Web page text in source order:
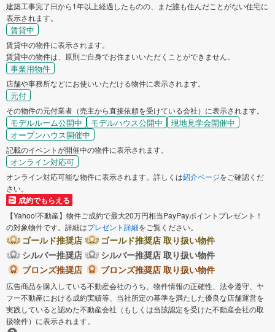
建築工事完了日から1年以上経過したものの、まだ誰も住んだことがない住宅に
表示されます。
賃貸中
賃貸中の物件に表示されます。
賃貸中の物件は、原則ご自身でお住まいいただくことができません。
事業用物件
店舗や事務所などにお使いいただける物件に表示されます。
元付
その物件の元付業者（売主から直接依頼を受けている会社）に表示されます。
モデルルーム公開中 モデルハウス公開中
現地見学会開催中
オープンハウス開催中
記載のイベントが開催中の物件に表示されます。
オンライン対応可
オンライン対応可能な物件に表示されます。詳しくは紹介ページをご確認くだ
さい。
成約でもらえる
【Yahoo!不動産】物件ご成約で最大20万円相当PayPayポイントプレゼント！
の対象物件です。詳細はプレゼント詳細をご覧ください。
ゴールド推奨店
ゴールド推奨店 取り扱い物件
シルバー推奨店
シルバー推奨店 取り扱い物件
ブロンズ推奨店
ブロンズ推奨店 取り扱い物件
広告商品を購入している不動産会社のうち、物件情報の正確性、法令遵守、ヤ
フー不動産における成約実績等、当社所定の基準を満たした優良な店舗運営を
実践していると認めた不動産会社（もしくは当該認定を受けた不動産会社の取
扱物件）に表示されます。